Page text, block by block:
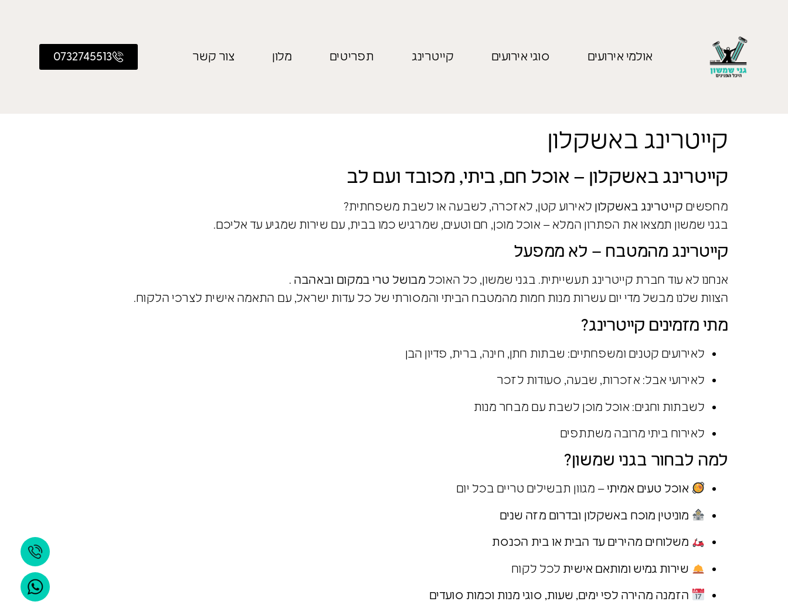
אולמי אירועים סוגי אירועים קייטרינג תפריטים מלון צור קשר 0732745513
קייטרינג באשקלון
קייטרינג באשקלון – אוכל חם, ביתי, מכובד ועם לב
מחפשים קייטרינג באשקלון לאירוע קטן, לאזכרה, לשבעה או לשבת משפחתית?
בגני שמשון תמצאו את הפתרון המלא – אוכל מוכן, חם וטעים, שמרגיש כמו בבית, עם שירות שמגיע עד אליכם.
קייטרינג מהמטבח – לא ממפעל
אנחנו לא עוד חברת קייטרינג תעשייתית. בגני שמשון, כל האוכל מבושל טרי במקום ובאהבה .
הצוות שלנו מבשל מדי יום עשרות מנות חמות מהמטבח הביתי והמסורתי של כל עדות ישראל, עם התאמה אישית לצרכי הלקוח.
מתי מזמינים קייטרינג?
לאירועים קטנים ומשפחתיים: שבתות חתן, חינה, ברית, פדיון הבן
לאירועי אבל: אזכרות, שבעה, סעודות לזכר
לשבתות וחגים: אוכל מוכן לשבת עם מבחר מנות
לאירוח ביתי מרובה משתתפים
למה לבחור בגני שמשון?
אוכל טעים אמיתי– מגוון תבשילים טריים בכל יום
מוניטין מוכח באשקלון ובדרום מזה שנים
משלוחים מהירים עד הבית או בית הכנסת
שירות גמיש ומותאם אישית לכל לקוח
הזמנה מהירה לפי ימים, שעות, סוגי מנות וכמות סועדים